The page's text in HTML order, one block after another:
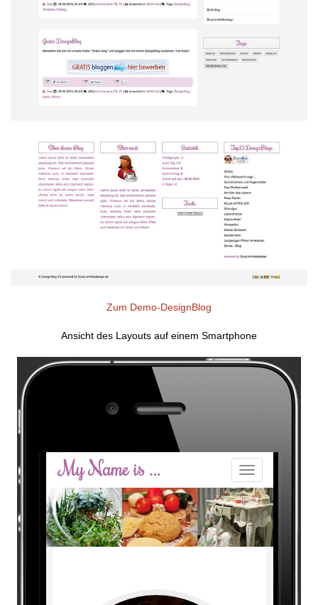
Zum Demo-DesignBlog
Ansicht des Layouts auf einem Smartphone